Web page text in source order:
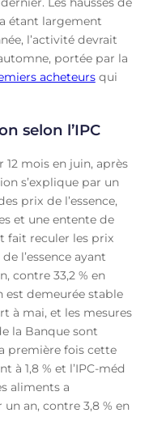
étant largement
l’activité devrait
portée par la
acheteursqui
selon l’IPC
12 mois en juin, après
s’explique par un
prix de l’essence,
et une entente de
fait reculer les prix
l’essence ayant
contre 33,2 % en
est demeurée stable
à mai, et les mesures
la Banque sont
première fois cette
à 1,8 % et l’IPC-méd
aliments a
an, contre 3,8 % en